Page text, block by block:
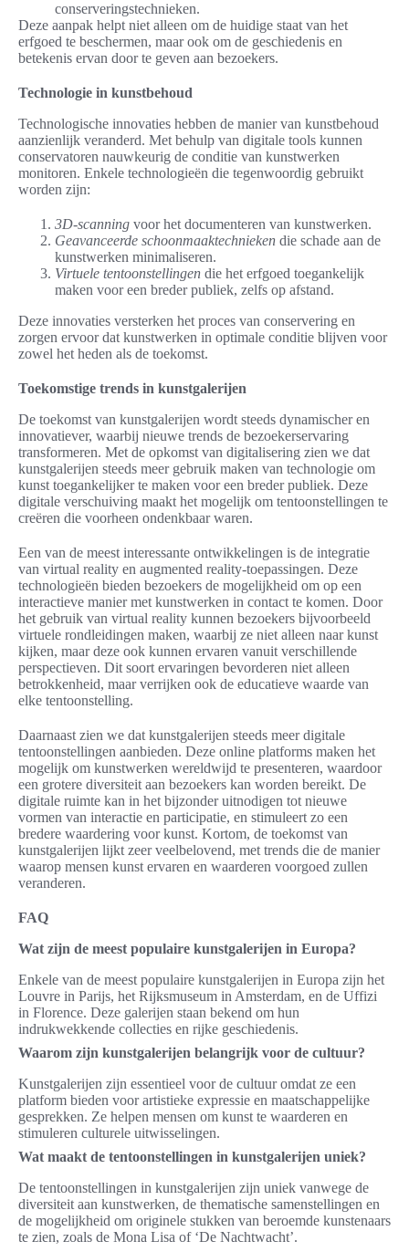
conserveringstechnieken.
Deze aanpak helpt niet alleen om de huidige staat van het
erfgoed te beschermen, maar ook om de geschiedenis en
betekenis ervan door te geven aan bezoekers.
Technologie in kunstbehoud
Technologische innovaties hebben de manier van kunstbehoud
aanzienlijk veranderd. Met behulp van digitale tools kunnen
conservatoren nauwkeurig de conditie van kunstwerken
monitoren. Enkele technologieën die tegenwoordig gebruikt
worden zijn:
3D-scanning voor het documenteren van kunstwerken.
Geavanceerde schoonmaaktechnieken die schade aan de
kunstwerken minimaliseren.
Virtuele tentoonstellingen die het erfgoed toegankelijk
maken voor een breder publiek, zelfs op afstand.
Deze innovaties versterken het proces van conservering en
zorgen ervoor dat kunstwerken in optimale conditie blijven voor
zowel het heden als de toekomst.
Toekomstige trends in kunstgalerijen
De toekomst van kunstgalerijen wordt steeds dynamischer en
innovatiever, waarbij nieuwe trends de bezoekerservaring
transformeren. Met de opkomst van digitalisering zien we dat
kunstgalerijen steeds meer gebruik maken van technologie om
kunst toegankelijker te maken voor een breder publiek. Deze
digitale verschuiving maakt het mogelijk om tentoonstellingen te
creëren die voorheen ondenkbaar waren.
Een van de meest interessante ontwikkelingen is de integratie
van virtual reality en augmented reality-toepassingen. Deze
technologieën bieden bezoekers de mogelijkheid om op een
interactieve manier met kunstwerken in contact te komen. Door
het gebruik van virtual reality kunnen bezoekers bijvoorbeeld
virtuele rondleidingen maken, waarbij ze niet alleen naar kunst
kijken, maar deze ook kunnen ervaren vanuit verschillende
perspectieven. Dit soort ervaringen bevorderen niet alleen
betrokkenheid, maar verrijken ook de educatieve waarde van
elke tentoonstelling.
Daarnaast zien we dat kunstgalerijen steeds meer digitale
tentoonstellingen aanbieden. Deze online platforms maken het
mogelijk om kunstwerken wereldwijd te presenteren, waardoor
een grotere diversiteit aan bezoekers kan worden bereikt. De
digitale ruimte kan in het bijzonder uitnodigen tot nieuwe
vormen van interactie en participatie, en stimuleert zo een
bredere waardering voor kunst. Kortom, de toekomst van
kunstgalerijen lijkt zeer veelbelovend, met trends die de manier
waarop mensen kunst ervaren en waarderen voorgoed zullen
veranderen.
FAQ
Wat zijn de meest populaire kunstgalerijen in Europa?
Enkele van de meest populaire kunstgalerijen in Europa zijn het
Louvre in Parijs, het Rijksmuseum in Amsterdam, en de Uffizi
in Florence. Deze galerijen staan bekend om hun
indrukwekkende collecties en rijke geschiedenis.
Waarom zijn kunstgalerijen belangrijk voor de cultuur?
Kunstgalerijen zijn essentieel voor de cultuur omdat ze een
platform bieden voor artistieke expressie en maatschappelijke
gesprekken. Ze helpen mensen om kunst te waarderen en
stimuleren culturele uitwisselingen.
Wat maakt de tentoonstellingen in kunstgalerijen uniek?
De tentoonstellingen in kunstgalerijen zijn uniek vanwege de
diversiteit aan kunstwerken, de thematische samenstellingen en
de mogelijkheid om originele stukken van beroemde kunstenaars
te zien, zoals de Mona Lisa of ‘De Nachtwacht’.